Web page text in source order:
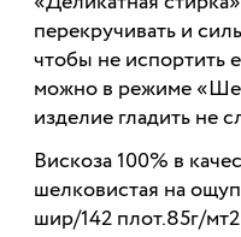
перекручивать и
чтобы не испортить
можно в режиме
изделие гладить не
Вискоза 100% в
шелковистая на
шир/142 плот.85г/